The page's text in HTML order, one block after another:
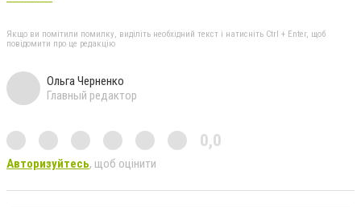
Якщо ви помітили помилку, виділіть необхідний текст і натисніть Ctrl + Enter, щоб
повідомити про це редакцію
Ольга Черненко
Главный редактор
0,0
Авторизуйтесь, щоб оцінити